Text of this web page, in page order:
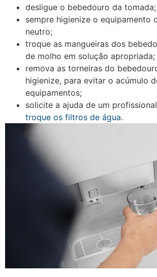
desligue o bebedouro da tomada;
sempre higienize o equipamento
neutro;
troque as mangueiras dos
de molho em solução apropriada;
remova as torneiras do
higienize, para evitar o acúmulo
equipamentos;
solicite a ajuda de um
troque os filtros de água.